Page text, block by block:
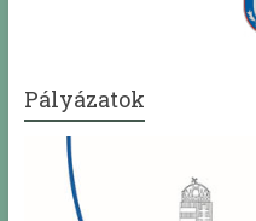
Pályázatok